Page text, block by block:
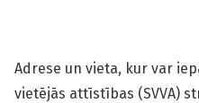
Adrese un vieta, kur var
vietējās attīstības (SVVA)